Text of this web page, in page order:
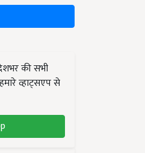
की सभी
व्हाट्सएप से